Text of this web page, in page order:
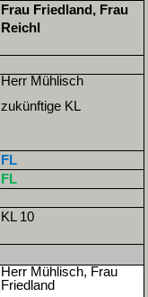
Frau Friedland, Frau
Reichl
Herr Mühlisch
zukünftige KL
FL
FL
KL 10
Herr Mühlisch, Frau
Friedland